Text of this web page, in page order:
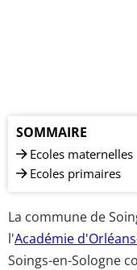
SOMMAIRE
Ecoles maternelles
Ecoles primaires
La commune de
l'Académie
Soings-en-Sologne